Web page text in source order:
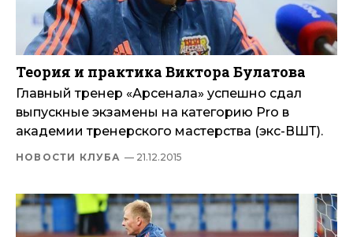
Теория и практика Виктора Булатова
Главный тренер «Арсенала» успешно сдал
выпускные экзамены на категорию Pro в
академии тренерского мастерства (экс-ВШТ).
НОВОСТИ КЛУБА — 21.12.2015